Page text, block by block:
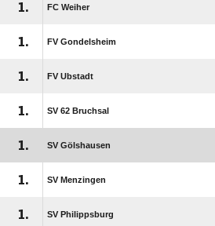
1. FC Weiher
1. FV Gondelsheim
1. FV Ubstadt
1. SV 62 Bruchsal
1. SV Gölshausen
1. SV Menzingen
1. SV Philippsburg